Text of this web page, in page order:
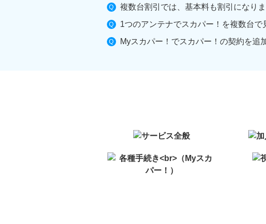
複数台割引では、基本料も割引になり
1つのアンテナでスカパー！を複数台で
Myスカパー！でスカパー！の契約を追